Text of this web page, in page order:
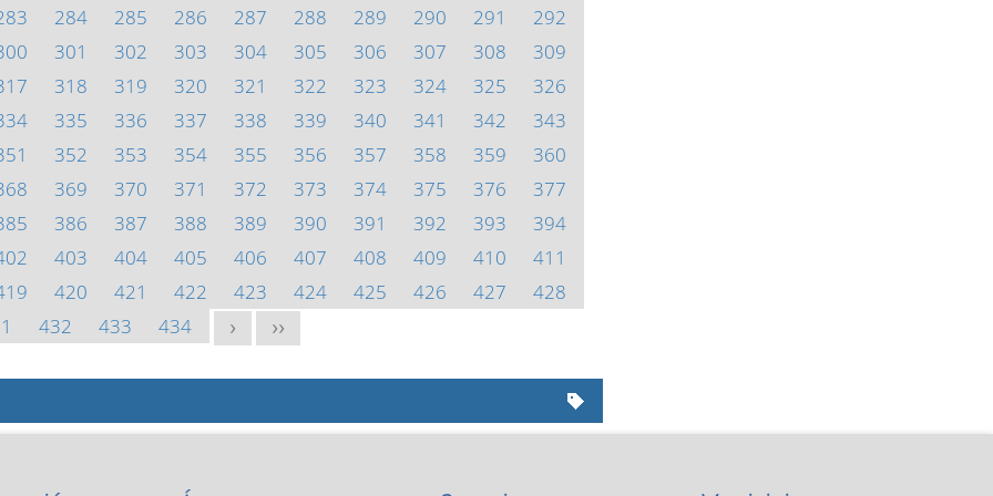
284 285 286 287 288 289 290 291
292
301 302 303 304 305 306 307 308
309
318 319 320 321 322 323 324 325
326
335 336 337 338 339 340 341 342
343
352 353 354 355 356 357 358 359
360
369 370 371 372 373 374 375 376
377
386 387 388 389 390 391 392 393
394
403 404 405 406 407 408 409 410
411
420 421 422 423 424 425 426 427
428
432 433 434 > >>